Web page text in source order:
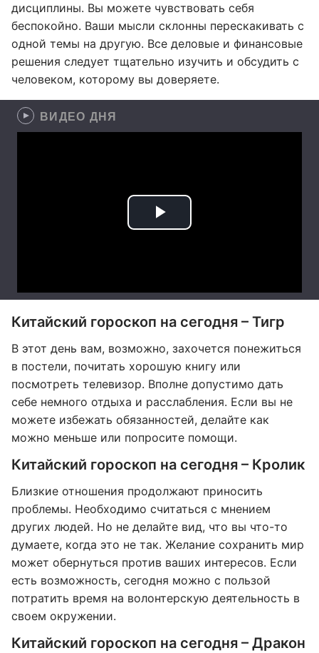
дисциплины. Вы можете чувствовать себя
беспокойно. Ваши мысли склонны перескакивать с
одной темы на другую. Все деловые и финансовые
решения следует тщательно изучить и обсудить с
человеком, которому вы доверяете.
ВИДЕО ДНЯ
Китайский гороскоп на сегодня – Тигр
В этот день вам, возможно, захочется понежиться
в постели, почитать хорошую книгу или
посмотреть телевизор. Вполне допустимо дать
себе немного отдыха и расслабления. Если вы не
можете избежать обязанностей, делайте как
можно меньше или попросите помощи.
Китайский гороскоп на сегодня – Кролик
Близкие отношения продолжают приносить
проблемы. Необходимо считаться с мнением
других людей. Но не делайте вид, что вы что-то
думаете, когда это не так. Желание сохранить мир
может обернуться против ваших интересов. Если
есть возможность, сегодня можно с пользой
потратить время на волонтерскую деятельность в
своем окружении.
Китайский гороскоп на сегодня – Дракон